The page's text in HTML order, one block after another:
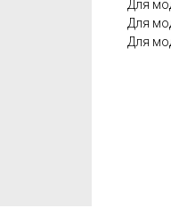
Для
Для
Для